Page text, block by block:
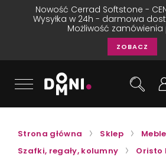
Nowość Cerrad Softstone -
Wysyłka w 24h - darmowa
Możliwość zamówienia
ZOBACZ
Strona główna Sklep
Szafki, regały, kolumny
Oristo